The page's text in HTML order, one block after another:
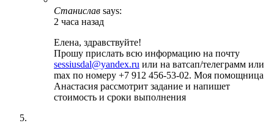
Станислав says:
2 часа назад
Елена, здравствуйте!
Прошу прислать всю информацию на почту
sessiusdal@yandex.ru или на ватсап/телеграмм или
max по номеру +7 912 456-53-02. Моя помощница
Анастасия рассмотрит задание и напишет
стоимость и сроки выполнения